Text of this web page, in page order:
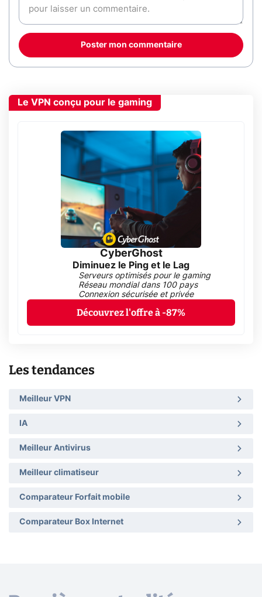
Poster mon commentaire
Le VPN conçu pour le gaming
CyberGhost
Diminuez le Ping et le Lag
Serveurs optimisés pour le gaming
Réseau mondial dans 100 pays
Connexion sécurisée et privée
Découvrez l'offre à -87%
Les tendances
Meilleur VPN
IA
Meilleur Antivirus
Meilleur climatiseur
Comparateur Forfait mobile
Comparateur Box Internet